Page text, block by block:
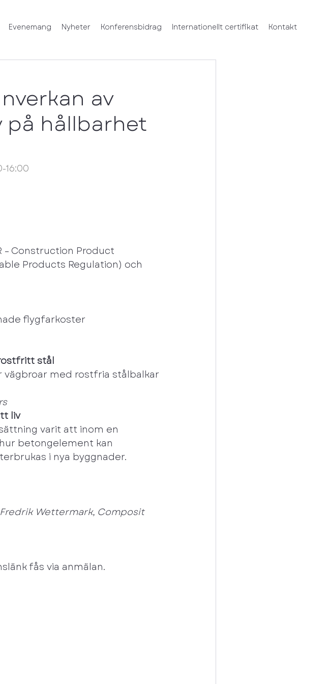
Evenemang Nyheter Konferensbidrag Internationellt certifikat Kontakt
av
på hållbarhet
16:00
– Construction Product
Products Regulation) och
flygfarkoster
stål
med rostfria stålbalkar
liv
varit att inom en
betongelement kan
i nya byggnader.
Wettermark, Composit
fås via anmälan.